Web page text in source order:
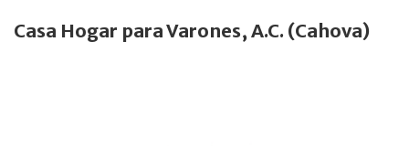
Casa Hogar para Varones, A.C. (Cahova)